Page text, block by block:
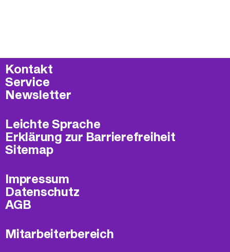
Kontakt
Service
Newsletter
Leichte Sprache
Erklärung zur Barrierefreiheit
Sitemap
Impressum
Datenschutz
AGB
Mitarbeiterbereich